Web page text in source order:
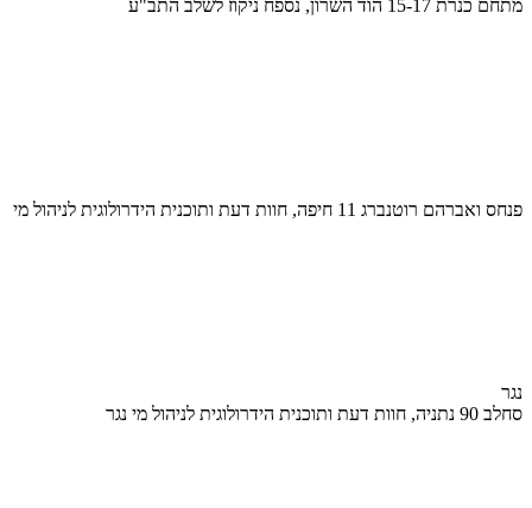
מתחם כנרת 15-17 הוד השרון, נספח ניקוז לשלב התב"ע
פנחס ואברהם רוטנברג 11 חיפה, חוות דעת ותוכנית הידרולוגית לניהול מי
נגר
סחלב 90 נתניה, חוות דעת ותוכנית הידרולוגית לניהול מי נגר